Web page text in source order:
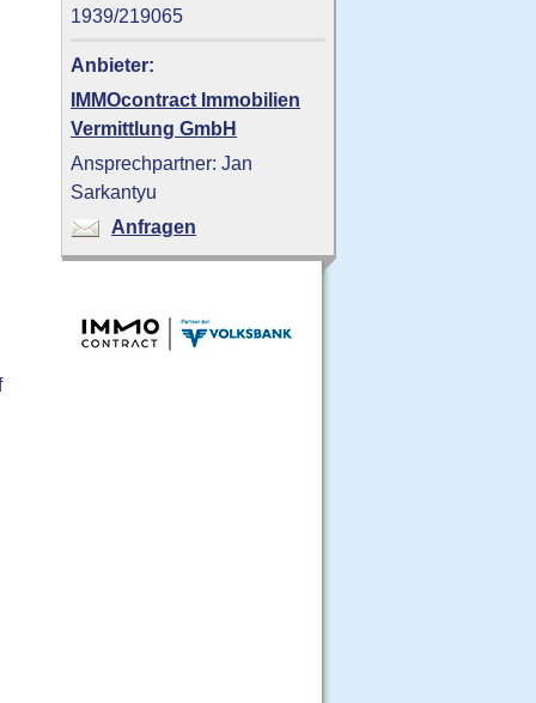
1939/219065
Anbieter:
IMMOcontract Immobilien
Vermittlung GmbH
Ansprechpartner: Jan
Sarkantyu
Anfragen